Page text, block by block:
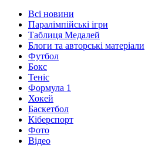
Всі новини
Паралімпійські ігри
Таблиця Медалей
Блоги та авторські матеріали
Футбол
Бокс
Теніс
Формула 1
Хокей
Баскетбол
Кіберспорт
Фото
Відео